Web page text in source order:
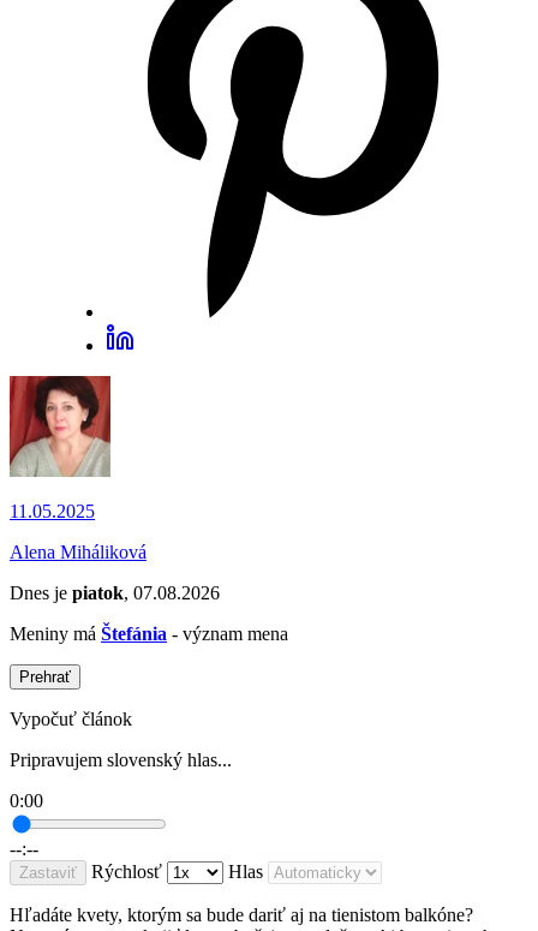
11.05.2025
Alena Miháliková
Dnes je piatok, 07.08.2026
Meniny má Štefánia - význam mena
Prehrať
Vypočuť článok
Pripravujem slovenský hlas...
0:00
--:--
Zastaviť Rýchlosť Hlas
Hľadáte kvety, ktorým sa bude dariť aj na tienistom balkóne?